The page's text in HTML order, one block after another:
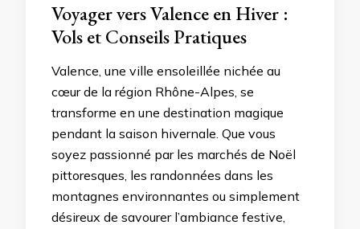
Voyager vers Valence en Hiver :
Vols et Conseils Pratiques
Valence, une ville ensoleillée nichée au
cœur de la région Rhône-Alpes, se
transforme en une destination magique
pendant la saison hivernale. Que vous
soyez passionné par les marchés de Noël
pittoresques, les randonnées dans les
montagnes environnantes ou simplement
désireux de savourer l’ambiance festive,